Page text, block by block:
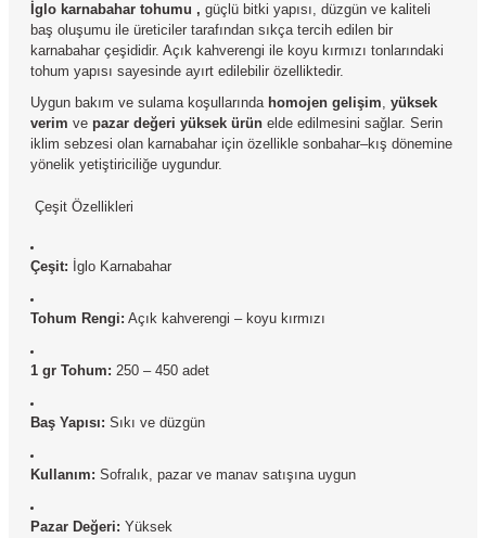
İglo karnabahar tohumu , güçlü bitki yapısı, düzgün ve kaliteli
baş oluşumu ile üreticiler tarafından sıkça tercih edilen bir
karnabahar çeşididir. Açık kahverengi ile koyu kırmızı tonlarındaki
tohum yapısı sayesinde ayırt edilebilir özelliktedir.
Uygun bakım ve sulama koşullarında homojen gelişim, yüksek
verim ve pazar değeri yüksek ürün elde edilmesini sağlar. Serin
iklim sebzesi olan karnabahar için özellikle sonbahar–kış dönemine
yönelik yetiştiriciliğe uygundur.
Çeşit Özellikleri
Çeşit: İglo Karnabahar
Tohum Rengi: Açık kahverengi – koyu kırmızı
1 gr Tohum: 250 – 450 adet
Baş Yapısı: Sıkı ve düzgün
Kullanım: Sofralık, pazar ve manav satışına uygun
Pazar Değeri: Yüksek